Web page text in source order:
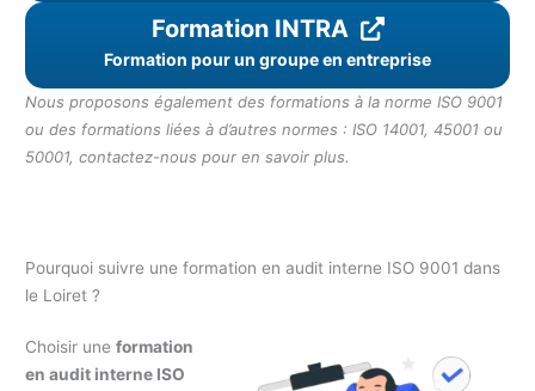
Formation INTRA
Formation pour un groupe en entreprise
Nous proposons également des formations à la norme ISO 9001
ou des formations liées à d’autres normes : ISO 14001, 45001 ou
50001, contactez-nous pour en savoir plus.
Pourquoi suivre une formation en audit interne ISO 9001 dans
le Loiret ?
Choisir uneformation
en audit interne ISO